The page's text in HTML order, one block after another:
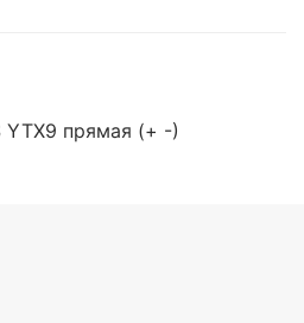
YTX9 прямая (+ -)